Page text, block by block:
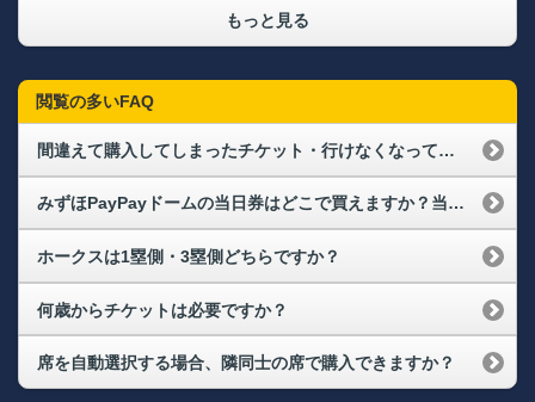
もっと見る
閲覧の多いFAQ
間違えて購入してしまったチケット・行けなくなってしまったチケットの払い戻しや変更はできますか？
みずほPayPayドームの当日券はどこで買えますか？当日券の販売状況を確認できますか？
ホークスは1塁側・3塁側どちらですか？
何歳からチケットは必要ですか？
席を自動選択する場合、隣同士の席で購入できますか？